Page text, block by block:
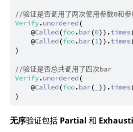
//验证是否调用了两次使用参数0和
Verify.unordered(
    @
Called(foo.bar(0)).times
    @
Called(foo.bar(1)).times
)
//验证是否总共调用了四次bar
Verify.unordered(
    @
Called(foo.bar( )).times
无序验证包括 Partial 和